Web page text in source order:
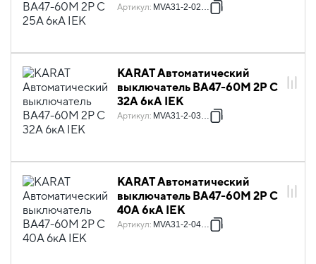
Артикул: MVA31-2-025-C
KARAT Автоматический
выключатель ВА47-60M 2P C
32А 6кА IEK
Артикул: MVA31-2-032-C
KARAT Автоматический
выключатель ВА47-60M 2P C
40А 6кА IEK
Артикул: MVA31-2-040-C